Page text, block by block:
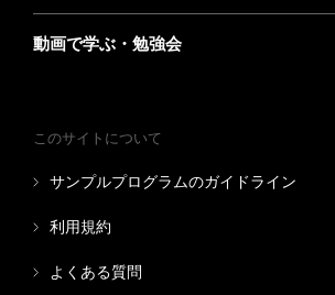
動画で学ぶ・勉強会
このサイトについて
サンプルプログラムのガイドライン
利用規約
よくある質問